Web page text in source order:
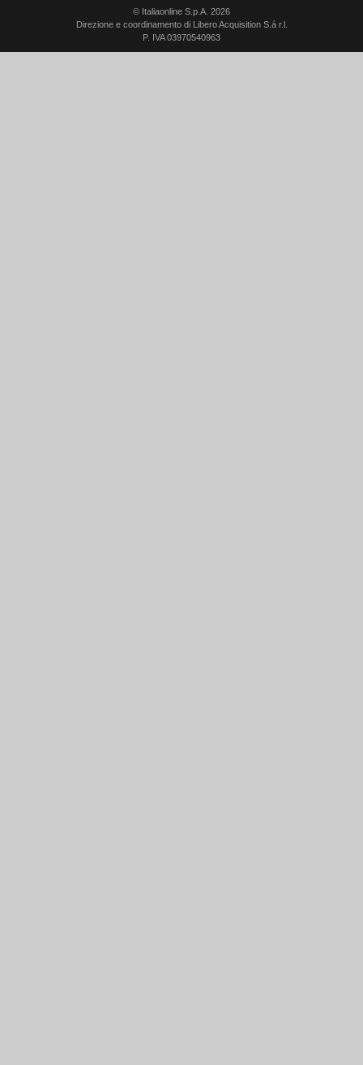
© Italiaonline S.p.A. 2026
Direzione e coordinamento di Libero Acquisition S.á r.l.
P. IVA 03970540963